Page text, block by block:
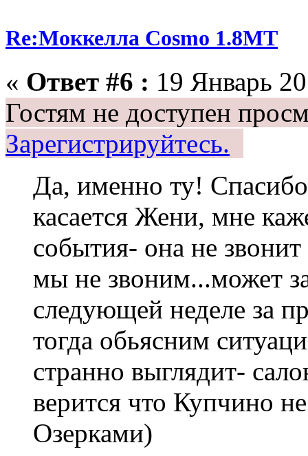
Re:Моккелла Cosmo 1.8МТ
« Ответ #6 : 19 Январь
Гостям не доступен
Зарегистрируйтесь.
Да, именно ту!
касается Жени, мне
события- она не
мы не звоним...может
следующей неделе за
тогда обьясним
странно выглядит-
верится что Купчино
Озерками)